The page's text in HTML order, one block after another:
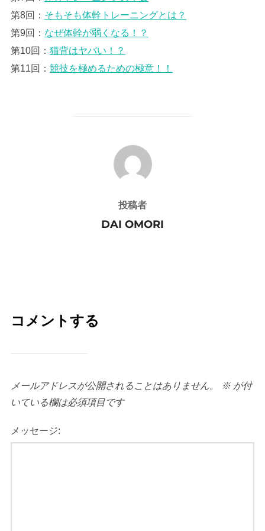
第8回： そもそも体幹トレーニングとは？
第9回： なぜ体幹が弱くなる！？
第10回： 猫背はヤバい！？
第11回： 競技を極めるための極意！！
投稿者
投稿者
DAI OMORI
コメントする
メールアドレスが公開されることはありません。 ※が付
いている欄は必須項目です
メッセージ: